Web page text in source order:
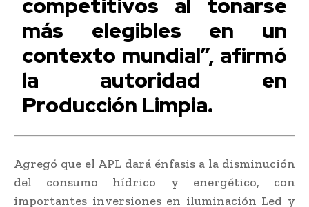
más elegibles en un
contexto mundial”, afirmó
la autoridad en
Producción Limpia.
Agregó que el APL dará énfasis a la disminución
del consumo hídrico y energético, con
importantes inversiones en iluminación Led y